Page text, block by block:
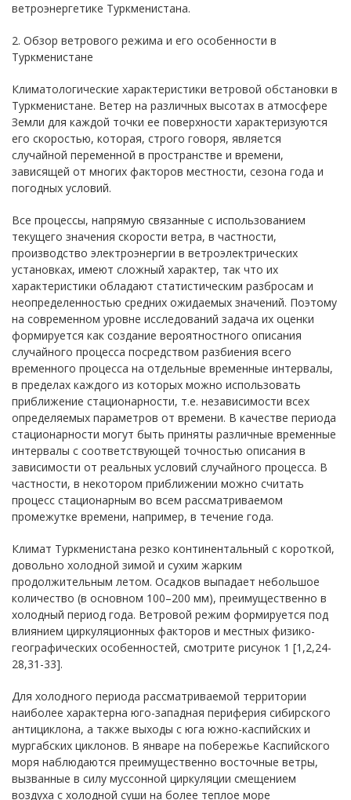
ветроэнергетике Туркменистана.
2. Обзор ветрового режима и его особенности в
Туркменистане
Климатологические характеристики ветровой обстановки в
Туркменистане. Ветер на различных высотах в атмосфере
Земли для каждой точки ее поверхности характеризуются
его скоростью, которая, строго говоря, является
случайной переменной в пространстве и времени,
зависящей от многих факторов местности, сезона года и
погодных условий.
Все процессы, напрямую связанные с использованием
текущего значения скорости ветра, в частности,
производство электроэнергии в ветроэлектрических
установках, имеют сложный характер, так что их
характеристики обладают статистическим разбросам и
неопределенностью средних ожидаемых значений. Поэтому
на современном уровне исследований задача их оценки
формируется как создание вероятностного описания
случайного процесса посредством разбиения всего
временного процесса на отдельные временные интервалы,
в пределах каждого из которых можно использовать
приближение стационарности, т.е. независимости всех
определяемых параметров от времени. В качестве периода
стационарности могут быть приняты различные временные
интервалы с соответствующей точностью описания в
зависимости от реальных условий случайного процесса. В
частности, в некотором приближении можно считать
процесс стационарным во всем рассматриваемом
промежутке времени, например, в течение года.
Климат Туркменистана резко континентальный с короткой,
довольно холодной зимой и сухим жарким
продолжительным летом. Осадков выпадает небольшое
количество (в основном 100–200 мм), преимущественно в
холодный период года. Ветровой режим формируется под
влиянием циркуляционных факторов и местных физико-
географических особенностей, смотрите рисунок 1 [1,2,24-
28,31-33].
Для холодного периода рассматриваемой территории
наиболее характерна юго-западная периферия сибирского
антициклона, а также выходы с юга южно-каспийских и
мургабских циклонов. В январе на побережье Каспийского
моря наблюдаются преимущественно восточные ветры,
вызванные в силу муссонной циркуляции смещением
воздуха с холодной суши на более теплое море